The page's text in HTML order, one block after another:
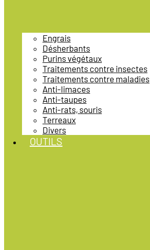
Engrais
Désherbants
Purins végétaux
Traitements contre insectes
Traitements contre maladies
Anti-limaces
Anti-taupes
Anti-rats, souris
Terreaux
Divers
OUTILS